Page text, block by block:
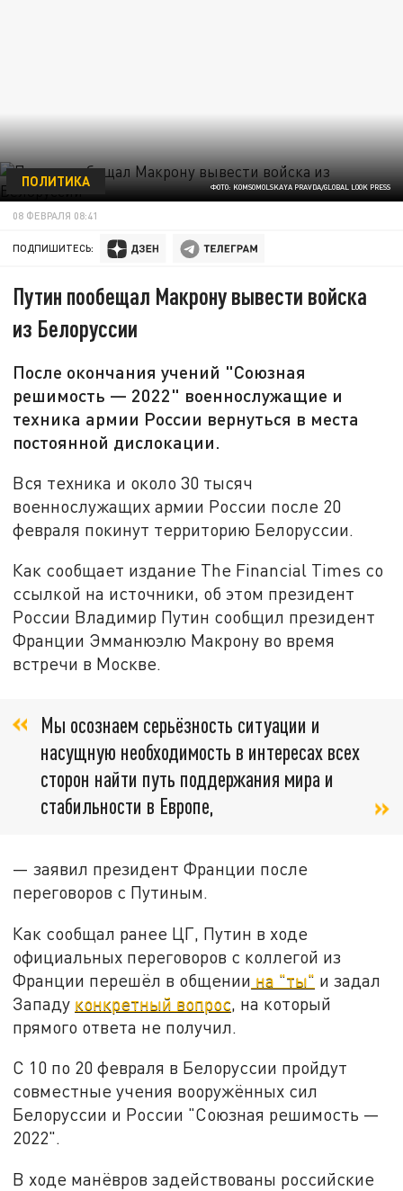
ФОТО: KOMSOMOLSKAYA PRAVDA/GLOBAL LOOK PRESS
ПОЛИТИКА
08 ФЕВРАЛЯ 08:41
ПОДПИШИТЕСЬ:
Путин пообещал Макрону вывести войска
из Белоруссии
После окончания учений "Союзная
решимость — 2022" военнослужащие и
техника армии России вернуться в места
постоянной дислокации.
Вся техника и около 30 тысяч
военнослужащих армии России после 20
февраля покинут территорию Белоруссии.
Как сообщает издание The Financial Times со
ссылкой на источники, об этом президент
России Владимир Путин сообщил президент
Франции Эмманюэлю Макрону во время
встречи в Москве.
Мы осознаем серьёзность ситуации и
насущную необходимость в интересах всех
сторон найти путь поддержания мира и
стабильности в Европе,
— заявил президент Франции после
переговоров с Путиным.
Как сообщал ранее ЦГ, Путин в ходе
официальных переговоров с коллегой из
Франции перешёл в общении на "ты" и задал
Западу конкретный вопрос, на который
прямого ответа не получил.
С 10 по 20 февраля в Белоруссии пройдут
совместные учения вооружённых сил
Белоруссии и России "Союзная решимость —
2022".
В ходе манёвров задействованы российские